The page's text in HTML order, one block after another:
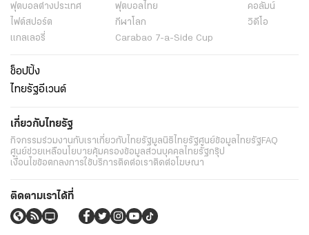
ฟุตบอลต่่างประเทศ ฟุตบอลไทย
คอลัมน์
ไฟต์สปอร์ต
กีฬาโลก
วิดีโอ
แกลเลอรี่
Carabao 7-a-Side Cup
ช็อปปิ้ง
ไทยรัฐอีเวนต์
เกี่ยวกับไทยรัฐ
กิจกรรมร่วมงานกับเราเกี่ยวกับไทยรัฐมูลนิธิไทยรัฐศูนย์ข้อมูลไทยรัฐFAQ
ศูนย์ช่วยเหลือนโยบายคุ้มครองข้อมูลส่วนบุคคลไทยรัฐกรุ๊ป
เงื่อนไขข้อตกลงการใช้บริการติดต่อเราติดต่อโฆษณา
ติดตามเราได้ที่